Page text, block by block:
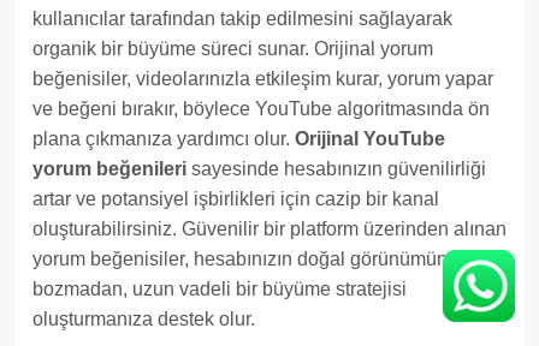
kullanıcılar tarafından takip edilmesini sağlayarak
organik bir büyüme süreci sunar. Orijinal yorum
beğenisiler, videolarınızla etkileşim kurar, yorum yapar
ve beğeni bırakır, böylece YouTube algoritmasında ön
plana çıkmanıza yardımcı olur. Orijinal YouTube
yorum beğenileri sayesinde hesabınızın güvenilirliği
artar ve potansiyel işbirlikleri için cazip bir kanal
oluşturabilirsiniz. Güvenilir bir platform üzerinden alınan
yorum beğenisiler, hesabınızın doğal görünümünü
bozmadan, uzun vadeli bir büyüme stratejisi
oluşturmanıza destek olur.